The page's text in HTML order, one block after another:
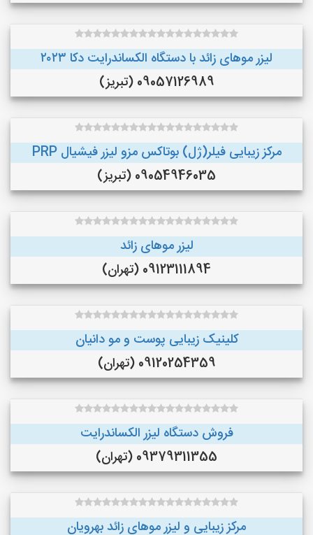
لیزر موهای زائد با دستگاه الکساندرایت دکا ۲۰۲۳
09057126989 (تبریز)
مرکز زیبایی فیلر(ژل) بوتاکس مزو لیزر فیشیال PRP
09054946035 (تبریز)
لیزر موهای زائد
09123111894 (تهران)
کلینیک زیبایی پوست و مو دانیان
09120254359 (تهران)
فروش دستگاه لیزر الکساندرایت
09379311355 (تهران)
مرکز زیبایی و لیزر موهای زائد بهرویان